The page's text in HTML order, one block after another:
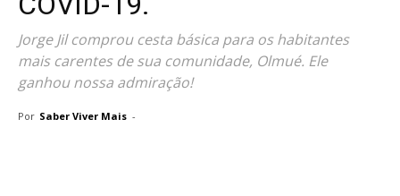
Jorge Jil comprou cesta básica para os habitantes
mais carentes de sua comunidade, Olmué. Ele
ganhou nossa admiração!
Por Saber Viver Mais -